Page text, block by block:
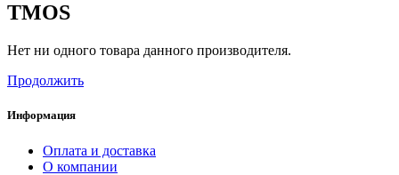
TMOS
Нет ни одного товара данного производителя.
Продолжить
Информация
Оплата и доставка
О компании